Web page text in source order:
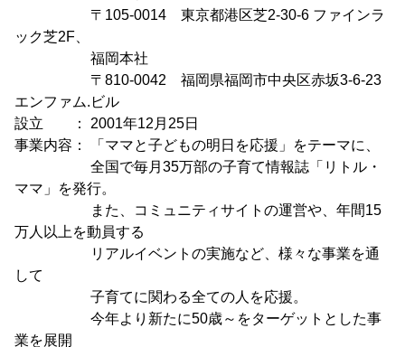
〒105-0014 東京都港区芝2-30-6 ファインラ
ック芝2F、
福岡本社
〒810-0042 福岡県福岡市中央区赤坂3-6-23
エンファム.ビル
設立 ： 2001年12月25日
事業内容： 「ママと子どもの明日を応援」をテーマに、
全国で毎月35万部の子育て情報誌「リトル・
ママ」を発行。
また、コミュニティサイトの運営や、年間15
万人以上を動員する
リアルイベントの実施など、様々な事業を通
して
子育てに関わる全ての人を応援。
今年より新たに50歳～をターゲットとした事
業を展開